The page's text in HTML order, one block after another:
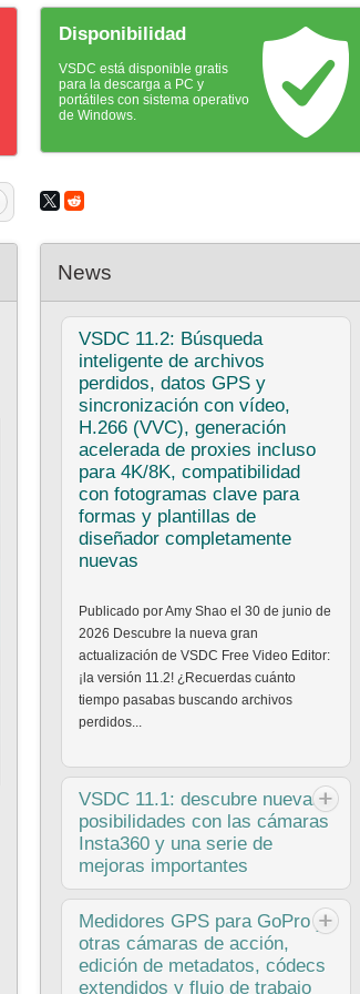
Disponibilidad
VSDC está disponible gratis
para la descarga a PC y
portátiles con sistema operativo
de Windows.
News
VSDC 11.2: Búsqueda
inteligente de archivos
perdidos, datos GPS y
sincronización con vídeo,
H.266 (VVC), generación
acelerada de proxies incluso
para 4K/8K, compatibilidad
con fotogramas clave para
formas y plantillas de
diseñador completamente
nuevas
Publicado por Amy Shao el 30 de junio de
2026 Descubre la nueva gran
actualización de VSDC Free Video Editor:
¡la versión 11.2! ¿Recuerdas cuánto
tiempo pasabas buscando archivos
perdidos...
VSDC 11.1: descubre nuevas
posibilidades con las cámaras
Insta360 y una serie de
mejoras importantes
Publicado por Amy Shao el 11 de marzo
de 2026 ¿Cuál es el mejor regalo para
una persona creativa? Nuevas
posibilidades, por supuesto. Con la
Medidores GPS para GoPro y
otras cámaras de acción,
edición de metadatos, códecs
extendidos y flujo de trabajo